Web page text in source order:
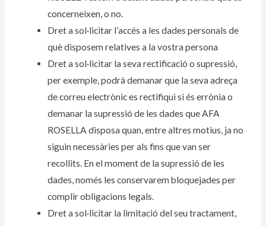
concerneixen, o no.
Dret a sol·licitar l’accés a les dades personals de
què disposem relatives a la vostra persona
Dret a sol·licitar la seva rectificació o supressió,
per exemple, podrà demanar que la seva adreça
de correu electrònic es rectifiqui si és errònia o
demanar la supressió de les dades que AFA
ROSELLA disposa quan, entre altres motius, ja no
siguin necessàries per als fins que van ser
recollits. En el moment de la supressió de les
dades, només les conservarem bloquejades per
complir obligacions legals.
Dret a sol·licitar la limitació del seu tractament,